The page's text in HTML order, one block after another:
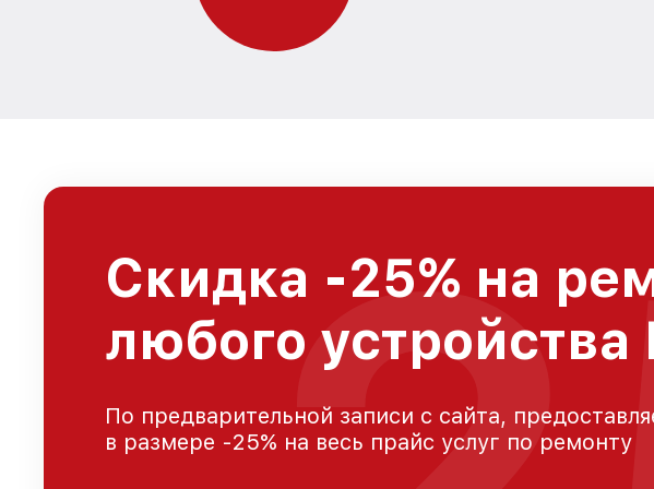
Скидка -25% на
любого устройства
По предварительной записи с сайта,
в размере -25% на весь прайс услуг по ремонту